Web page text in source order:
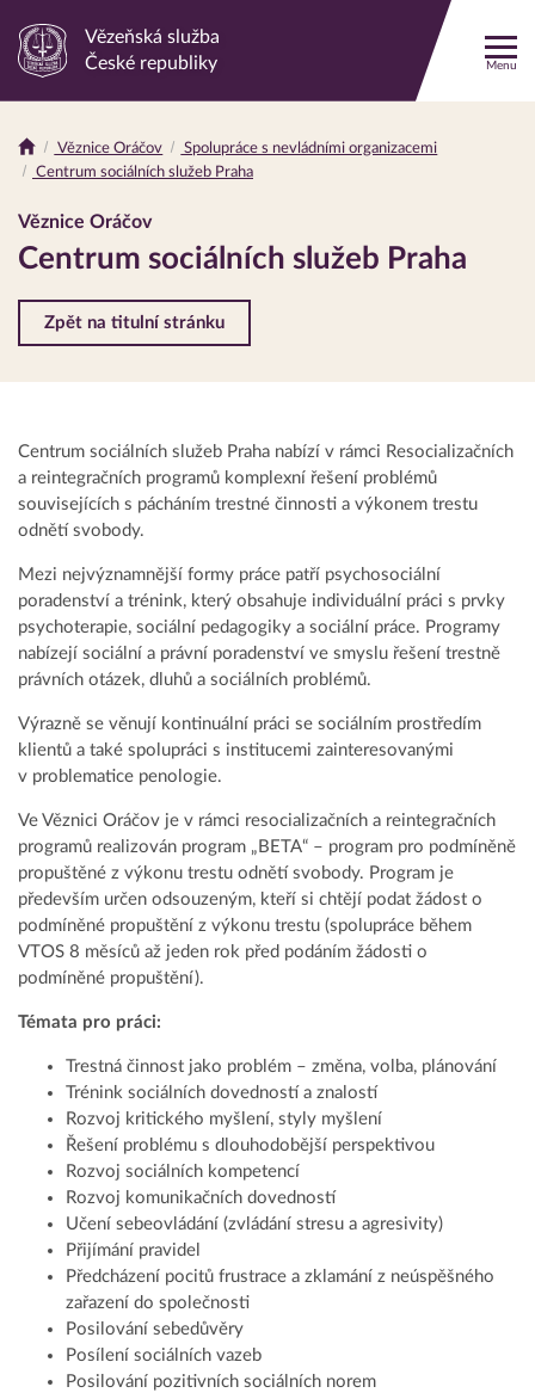
Odkaz
stránku
Vězeňská služba
České republiky
Menu
Drobečková
Věznice Oráčov
Spolupráce s nevládními organizacemi
Centrum sociálních služeb Praha
Věznice Oráčov
Centrum sociálních služeb Praha
Zpět na titulní stránku
Centrum sociálních služeb Praha nabízí v rámci Resocializačních
a reintegračních programů komplexní řešení problémů
souvisejících s pácháním trestné činnosti a výkonem trestu
odnětí svobody.
Mezi nejvýznamnější formy práce patří psychosociální
poradenství a trénink, který obsahuje individuální práci s prvky
psychoterapie, sociální pedagogiky a sociální práce. Programy
nabízejí sociální a právní poradenství ve smyslu řešení trestně
právních otázek, dluhů a sociálních problémů.
Výrazně se věnují kontinuální práci se sociálním prostředím
klientů a také spolupráci s institucemi zainteresovanými
v problematice penologie.
Ve Věznici Oráčov je v rámci resocializačních a reintegračních
programů realizován program „BETA“ – program pro podmíněně
propuštěné z výkonu trestu odnětí svobody. Program je
především určen odsouzeným, kteří si chtějí podat žádost o
podmíněné propuštění z výkonu trestu (spolupráce během
VTOS 8 měsíců až jeden rok před podáním žádosti o
podmíněné propuštění).
Témata pro práci:
Trestná činnost jako problém – změna, volba, plánování
Trénink sociálních dovedností a znalostí
Rozvoj kritického myšlení, styly myšlení
Řešení problému s dlouhodobější perspektivou
Rozvoj sociálních kompetencí
Rozvoj komunikačních dovedností
Učení sebeovládání (zvládání stresu a agresivity)
Přijímání pravidel
Předcházení pocitů frustrace a zklamání z neúspěšného
zařazení do společnosti
Posilování sebedůvěry
Posílení sociálních vazeb
Posilování pozitivních sociálních norem